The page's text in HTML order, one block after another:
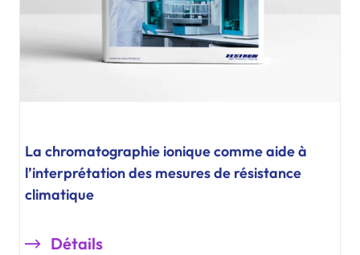
La chromatographie ionique comme aide à
l’interprétation des mesures de résistance
climatique
Détails